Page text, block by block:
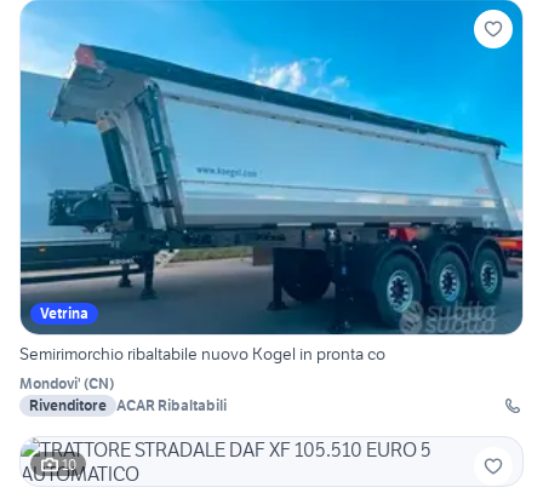
Vetrina
Semirimorchio ribaltabile nuovo Kogel in pronta co
Mondovi' (CN)
Rivenditore ACAR Ribaltabili
10